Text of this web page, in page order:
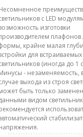
с LED
изготовки
крайне малая
для встраиваемых
(иногда до 1
- незаменяемость,
выхода из строя
быть только
видом